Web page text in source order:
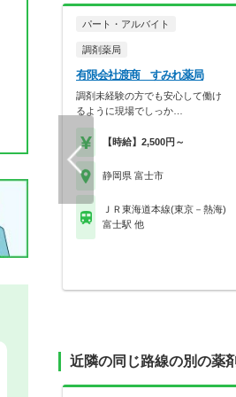
パート・アルバイト
調剤薬局
有限会社渡商 すみれ薬局
調剤未経験の方でも安心して働け
るように現場でしっか…
【時給】2,500円～
静岡県 富士市
ＪＲ東海道本線(東京－熱海)
富士駅 他
近隣の同じ路線の別の薬